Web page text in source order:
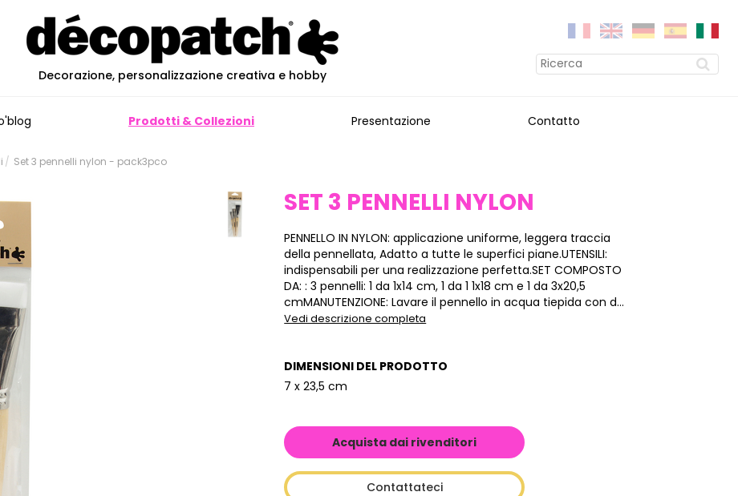
Decorazione, personalizzazione creativa e hobby
Prodotti & Collezioni Presentazione Contatto
Set 3 pennelli nylon - pack3pco
SET 3 PENNELLI NYLON
PENNELLO IN NYLON: applicazione uniforme, leggera traccia
della pennellata, Adatto a tutte le superfici piane.UTENSILI:
indispensabili per una realizzazione perfetta.SET COMPOSTO
DA: : 3 pennelli: 1 da 1x14 cm, 1 da 1 1x18 cm e 1 da 3x20,5
cmMANUTENZIONE: Lavare il pennello in acqua tiepida con d...
Vedi descrizione completa
DIMENSIONI DEL PRODOTTO
7 x 23,5 cm
Acquista dai rivenditori
Contattateci